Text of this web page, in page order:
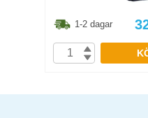
1-2 dagar